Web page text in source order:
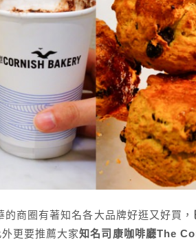
商圈有著知名各大品牌好逛又好買，
更要推薦大家知名司康咖啡廳The